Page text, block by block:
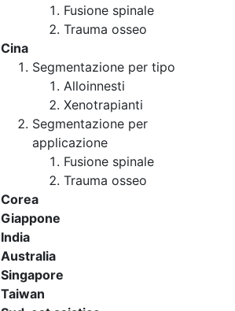
Fusione spinale
Trauma osseo
Cina
Segmentazione per tipo
Alloinnesti
Xenotrapianti
Segmentazione per
applicazione
Fusione spinale
Trauma osseo
Corea
Giappone
India
Australia
Singapore
Taiwan